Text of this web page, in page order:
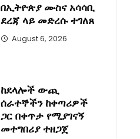
በኢትዮጵያ ሙስና አሳሳቢ
ደረጃ ላይ መድረሱ ተገለጸ
August 6, 2026
ከደላሎች ውጪ
ሰራተኞችን ከቀጣሪዎች
ጋር በቀጥታ የሚያገናኝ
መተግበሪያ ተዘጋጀ